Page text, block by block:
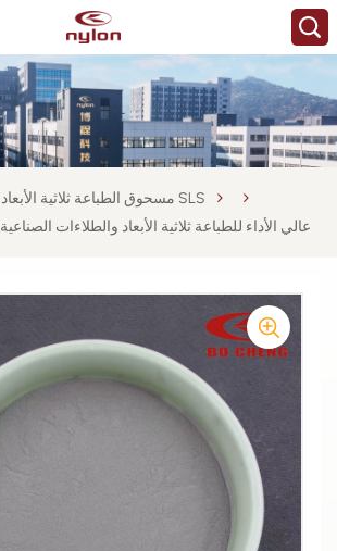
مسحوق الطباعة ثلاثية الأبعاد SLS
مسحوق نايلون PA6 عالي الأداء للطباعة ثلاثية الأبعاد والطلاءات الصناعية